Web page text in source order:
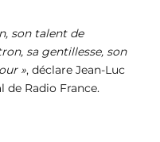
son talent de
sa gentillesse, son
», déclare Jean-Luc
de Radio France.